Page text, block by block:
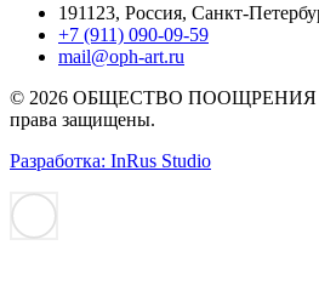
191123, Россия, Санкт-
+7 (911) 090-09-59
mail@oph-art.ru
© 2026 ОБЩЕСТВО ПООЩРЕНИЯ
права защищены.
Разработка: InRus Studio